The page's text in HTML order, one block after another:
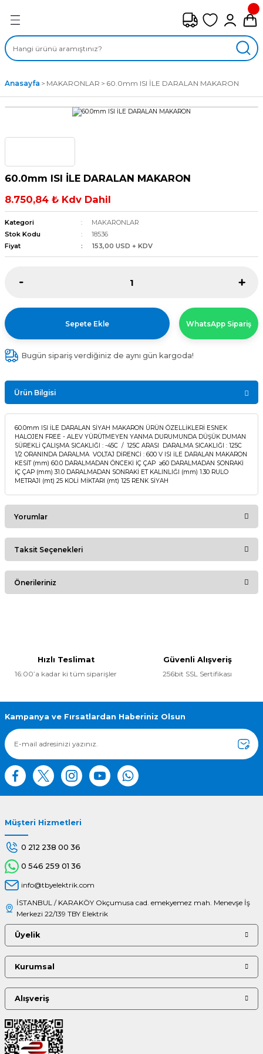
ÇEŞİTLERİ
FANLAR
FANLAR
Anasayfa MAKARONLAR 60.0mm ISI İLE DARALAN MAKARON
60.0mm ISI İLE DARALAN MAKARON
8.750,84 ₺ Kdv Dahil
Kategori
MAKARONLAR
Stok Kodu
18536
Fiyat
153,00 USD + KDV
Sepete Ekle WhatsApp Sipariş
Bugün sipariş verdiğiniz de aynı gün kargoda!
Ürün Bilgisi
60.0mm ISI İLE DARALAN SİYAH MAKARON ÜRÜN ÖZELLİKLERİ ESNEK
HALOJEN FREE - ALEV YÜRÜTMEYEN YANMA DURUMUNDA DÜŞÜK DUMAN
SÜREKLİ ÇALIŞMA SICAKLIĞI : -45C / 125C ARASI DARALMA SICAKLIĞI : 125C
1/2 ORANINDA DARALMA VOLTAJ DİRENCİ : 600 V ISI İLE DARALAN MAKARON
KESİT (mm) 60.0 DARALMADAN ÖNCEKİ İÇ ÇAP ≥60 DARALMADAN SONRAKİ
İÇ ÇAP (mm) 31.0 DARALMADAN SONRAKİ ET KALINLIĞI (mm) 1.30 RULO
METRAJI (mt) 25 KOLİ MİKTARI (mt) 125 RENK SİYAH
Yorumlar
Bu ürüne ilk yorumu siz yapın!
Taksit Seçenekleri
Önerileriniz
Ürün bilgilerinde hatalar bulunuyor.
Ürün fiyatı diğer sitelerden daha pahalı.
Bu ürüne benzer farklı alternatifler olmalı.
Hızlı Teslimat
16:00’a kadar ki tüm siparişler
Güvenli Alışveriş
256bit SSL Sertifikası
Kampanya ve Fırsatlardan Haberiniz Olsun
Müşteri Hizmetleri
0 212 238 00 36
0 546 259 01 36
info@tbyelektrik.com
İSTANBUL / KARAKÖY Okçumusa cad. emekyemez mah. Menevşe İş
Merkezi 22/139 TBY Elektrik
Üyelik
Kurumsal
Alışveriş